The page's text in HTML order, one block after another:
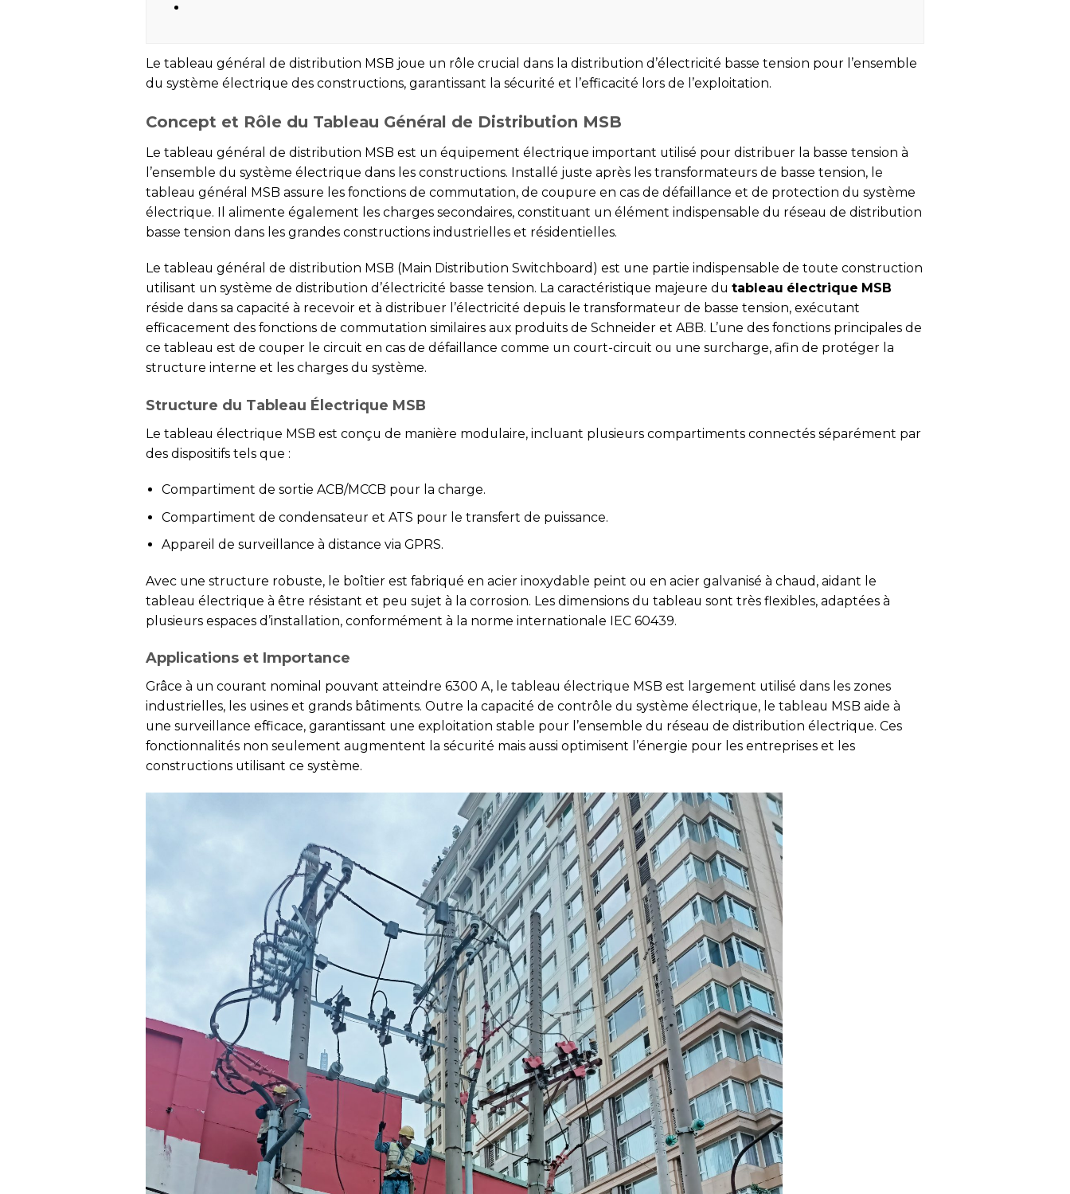
Le tableau général de distribution MSB joue un rôle crucial dans la distribution d’électricité basse tension pour l’ensemble
du système électrique des constructions, garantissant la sécurité et l’efficacité lors de l’exploitation.
Concept et Rôle du Tableau Général de Distribution MSB
Le tableau général de distribution MSB est un équipement électrique important utilisé pour distribuer la basse tension à
l’ensemble du système électrique dans les constructions. Installé juste après les transformateurs de basse tension, le
tableau général MSB assure les fonctions de commutation, de coupure en cas de défaillance et de protection du système
électrique. Il alimente également les charges secondaires, constituant un élément indispensable du réseau de distribution
basse tension dans les grandes constructions industrielles et résidentielles.
Le tableau général de distribution MSB (Main Distribution Switchboard) est une partie indispensable de toute construction
utilisant un système de distribution d’électricité basse tension. La caractéristique majeure du tableau électrique MSB
réside dans sa capacité à recevoir et à distribuer l’électricité depuis le transformateur de basse tension, exécutant
efficacement des fonctions de commutation similaires aux produits de Schneider et ABB. L’une des fonctions principales de
ce tableau est de couper le circuit en cas de défaillance comme un court-circuit ou une surcharge, afin de protéger la
structure interne et les charges du système.
Structure du Tableau Électrique MSB
Le tableau électrique MSB est conçu de manière modulaire, incluant plusieurs compartiments connectés séparément par
des dispositifs tels que :
Compartiment de sortie ACB/MCCB pour la charge.
Compartiment de condensateur et ATS pour le transfert de puissance.
Appareil de surveillance à distance via GPRS.
Avec une structure robuste, le boîtier est fabriqué en acier inoxydable peint ou en acier galvanisé à chaud, aidant le
tableau électrique à être résistant et peu sujet à la corrosion. Les dimensions du tableau sont très flexibles, adaptées à
plusieurs espaces d’installation, conformément à la norme internationale IEC 60439.
Applications et Importance
Grâce à un courant nominal pouvant atteindre 6300 A, le tableau électrique MSB est largement utilisé dans les zones
industrielles, les usines et grands bâtiments. Outre la capacité de contrôle du système électrique, le tableau MSB aide à
une surveillance efficace, garantissant une exploitation stable pour l’ensemble du réseau de distribution électrique. Ces
fonctionnalités non seulement augmentent la sécurité mais aussi optimisent l’énergie pour les entreprises et les
constructions utilisant ce système.